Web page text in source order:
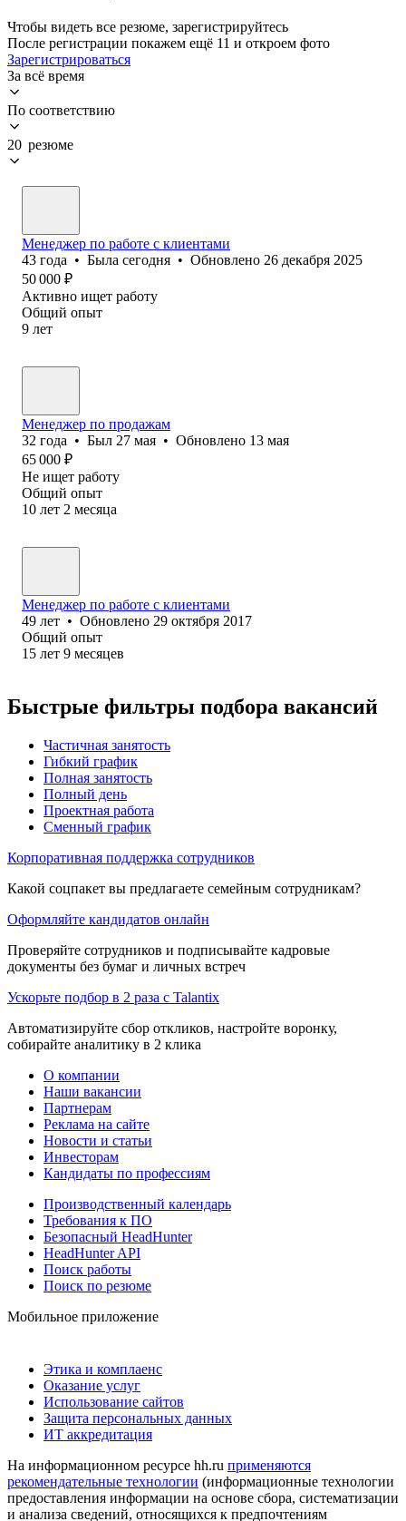
Чтобы видеть все резюме, зарегистрируйтесь
После регистрации покажем ещё 11 и откроем фото
Зарегистрироваться
За всё время
По соответствию
20 резюме
Менеджер по работе с клиентами
43 года • Была сегодня • Обновлено 26 декабря 2025
50 000 ₽
Активно ищет работу
Общий опыт
9 лет
Менеджер по продажам
32 года • Был 27 мая • Обновлено 13 мая
65 000 ₽
Не ищет работу
Общий опыт
10 лет 2 месяца
Менеджер по работе с клиентами
49 лет • Обновлено 29 октября 2017
Общий опыт
15 лет 9 месяцев
Быстрые фильтры подбора вакансий
Частичная занятость
Гибкий график
Полная занятость
Полный день
Проектная работа
Сменный график
Корпоративная поддержка сотрудников
Какой соцпакет вы предлагаете семейным сотрудникам?
Оформляйте кандидатов онлайн
Проверяйте сотрудников и подписывайте кадровые
документы без бумаг и личных встреч
Ускорьте подбор в 2 раза с Talantix
Автоматизируйте сбор откликов, настройте воронку,
собирайте аналитику в 2 клика
О компании
Наши вакансии
Партнерам
Реклама на сайте
Новости и статьи
Инвесторам
Кандидаты по профессиям
Производственный календарь
Требования к ПО
Безопасный HeadHunter
HeadHunter API
Поиск работы
Поиск по резюме
Мобильное приложение
Этика и комплаенс
Оказание услуг
Использование сайтов
Защита персональных данных
ИТ аккредитация
На информационном ресурсе hh.ru применяются
рекомендательные технологии (информационные технологии
предоставления информации на основе сбора, систематизации
и анализа сведений, относящихся к предпочтениям